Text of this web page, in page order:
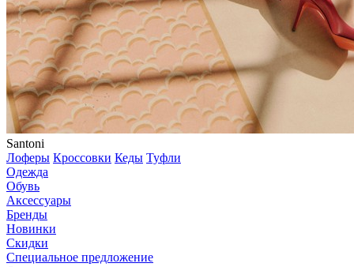
Santoni
Лоферы Кроссовки Кеды Туфли
Одежда
Обувь
Аксессуары
Бренды
Новинки
Скидки
Специальное предложение